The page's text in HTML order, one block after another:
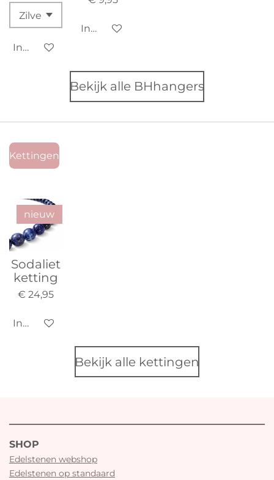
In winkelwagen
In winkelwagen
Bekijk alle BHhangers
Kettingen
nieuw
Sodaliet
ketting
€ 24,95
In winkelwagen
Bekijk alle kettingen
SHOP
Edelstenen webshop
Edelstenen op standaard